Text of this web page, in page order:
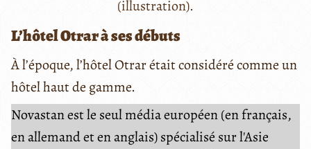
(illustration).
L’hôtel Otrar à ses débuts
À l’époque, l’hôtel Otrar était considéré comme un
hôtel haut de gamme.
Novastan est le seul média européen (en français,
en allemand et en anglais) spécialisé sur l'Asie